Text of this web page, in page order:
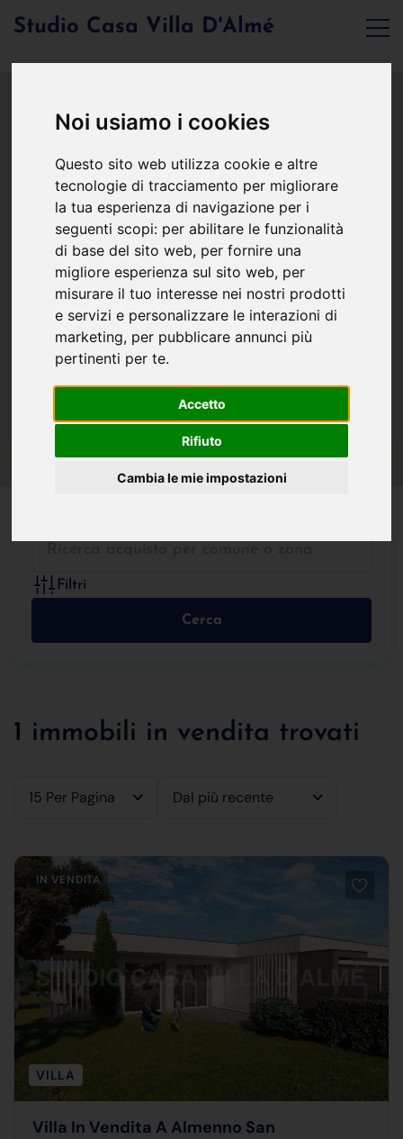
Noi usiamo i cookies
Questo sito web utilizza cookie e altre
tecnologie di tracciamento per migliorare
la tua esperienza di navigazione per i
seguenti scopi: per abilitare le funzionalità
di base del sito web, per fornire una
migliore esperienza sul sito web, per
misurare il tuo interesse nei nostri prodotti
e servizi e personalizzare le interazioni di
marketing, per pubblicare annunci più
pertinenti per te.
Accetto
Rifiuto
Cambia le mie impostazioni
Studio Casa Villa D'Almé
IN VENDITA IN AFFITTO
Filtri
Cerca
1 immobili in vendita trovati
15 Per Pagina Dal più recente
IN VENDITA
VILLA
Villa In Vendita A Almenno San